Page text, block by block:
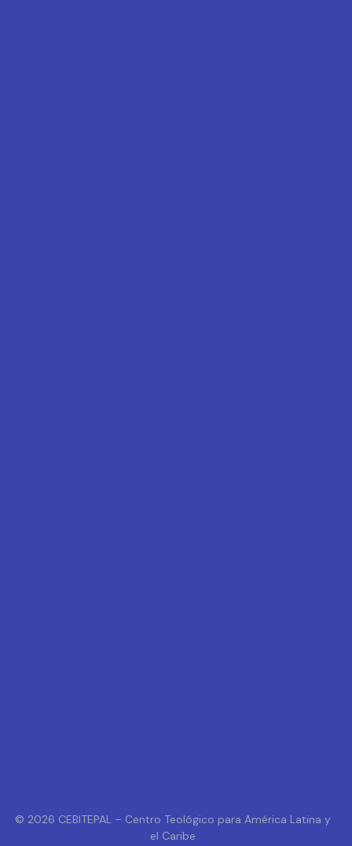
© 2026 CEBITEPAL – Centro Teológico para América Latina y
el Caribe